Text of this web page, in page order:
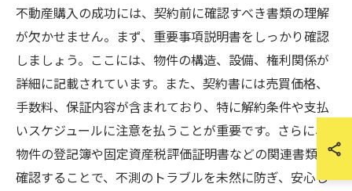
不動産購入の成功には、契約前に確認すべき書類の理解
が欠かせません。まず、重要事項説明書をしっかり確認
しましょう。ここには、物件の構造、設備、権利関係が
詳細に記載されています。また、契約書には売買価格、
手数料、保証内容が含まれており、特に解約条件や支払
いスケジュールに注意を払うことが重要です。さらに、
物件の登記簿や固定資産税評価証明書などの関連書類を
確認することで、不測のトラブルを未然に防ぎ、安心し